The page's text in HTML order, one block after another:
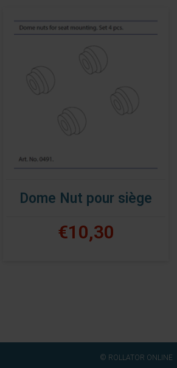
Dome Nut pour siège
€10,30
© ROLLATOR ONLINE